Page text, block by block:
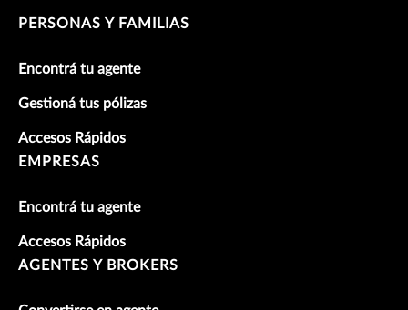
PERSONAS Y FAMILIAS
Encontrá tu agente
Gestioná tus pólizas
Accesos Rápidos
EMPRESAS
Encontrá tu agente
Accesos Rápidos
AGENTES Y BROKERS